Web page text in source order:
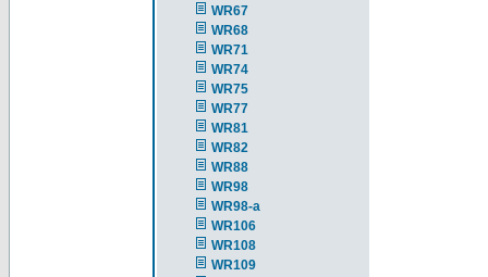
WR67
WR68
WR71
WR74
WR75
WR77
WR81
WR82
WR88
WR98
WR98-a
WR106
WR108
WR109